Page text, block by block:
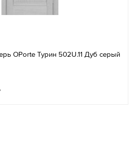
OPorte Турин 502U.11 Дуб серый